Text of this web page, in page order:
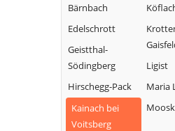
Bärnbach
Edelschrott
Geistthal-
Södingberg
Hirschegg-Pack
Kainach bei
Voitsberg
Ligist
Maria